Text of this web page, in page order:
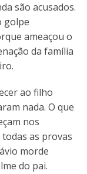
são acusados.
golpe
ameaçou o
da família
ao filho
nada. O que
nos
as provas
morde
do pai.